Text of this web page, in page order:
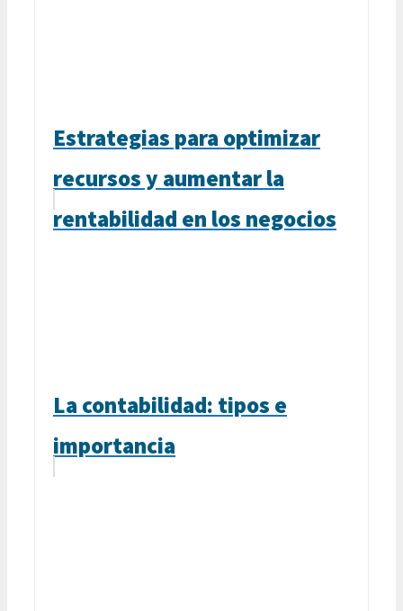
Estrategias para optimizar
recursos y aumentar la
rentabilidad en los negocios
La contabilidad: tipos e
importancia